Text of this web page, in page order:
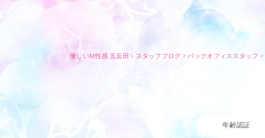
優しいM性感 五反田 > スタッフブログ >バックオフィススタッフ >
年齢認証